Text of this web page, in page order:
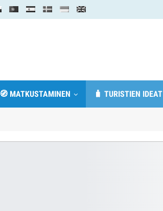
🧭 MATKUSTAMINEN 🧳 TURISTIEN IDEAT